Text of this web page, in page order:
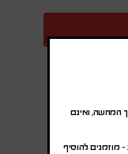
המחשה, ואינם
מוזמנים להוסיף